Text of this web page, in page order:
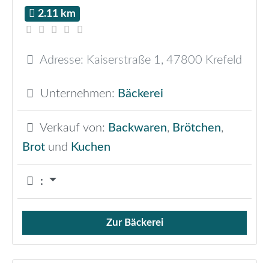
2.11 km
Adresse: Kaiserstraße 1 , 47800 Krefeld
Unternehmen: Bäckerei
Verkauf von: Backwaren, Brötchen,
Brot und Kuchen
:
Verkauf von Brötchen,
Zur Bäckerei